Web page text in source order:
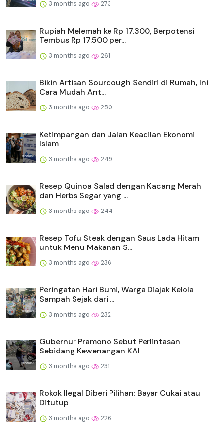
3 months ago 273
Rupiah Melemah ke Rp 17.300, Berpotensi
Tembus Rp 17.500 per...
3 months ago 261
Bikin Artisan Sourdough Sendiri di Rumah, Ini
Cara Mudah Ant...
3 months ago 250
Ketimpangan dan Jalan Keadilan Ekonomi
Islam
3 months ago 249
Resep Quinoa Salad dengan Kacang Merah
dan Herbs Segar yang ...
3 months ago 244
Resep Tofu Steak dengan Saus Lada Hitam
untuk Menu Makanan S...
3 months ago 236
Peringatan Hari Bumi, Warga Diajak Kelola
Sampah Sejak dari ...
3 months ago 232
Gubernur Pramono Sebut Perlintasan
Sebidang Kewenangan KAI
3 months ago 231
Rokok Ilegal Diberi Pilihan: Bayar Cukai atau
Ditutup
3 months ago 226